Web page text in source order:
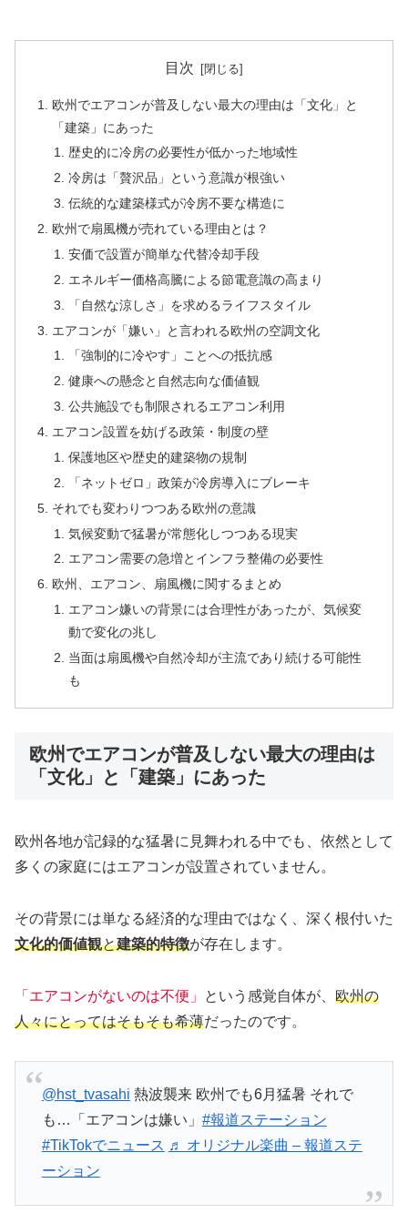
目次
欧州でエアコンが普及しない最大の理由は「文化」と
「建築」にあった
歴史的に冷房の必要性が低かった地域性
冷房は「贅沢品」という意識が根強い
伝統的な建築様式が冷房不要な構造に
欧州で扇風機が売れている理由とは？
安価で設置が簡単な代替冷却手段
エネルギー価格高騰による節電意識の高まり
「自然な涼しさ」を求めるライフスタイル
エアコンが「嫌い」と言われる欧州の空調文化
「強制的に冷やす」ことへの抵抗感
健康への懸念と自然志向な価値観
公共施設でも制限されるエアコン利用
エアコン設置を妨げる政策・制度の壁
保護地区や歴史的建築物の規制
「ネットゼロ」政策が冷房導入にブレーキ
それでも変わりつつある欧州の意識
気候変動で猛暑が常態化しつつある現実
エアコン需要の急増とインフラ整備の必要性
欧州、エアコン、扇風機に関するまとめ
エアコン嫌いの背景には合理性があったが、気候変
動で変化の兆し
当面は扇風機や自然冷却が主流であり続ける可能性
も
欧州でエアコンが普及しない最大の理由は
「文化」と「建築」にあった
欧州各地が記録的な猛暑に見舞われる中でも、依然として
多くの家庭にはエアコンが設置されていません。
その背景には単なる経済的な理由ではなく、深く根付いた
文化的価値観と建築的特徴が存在します。
「エアコンがないのは不便」 という感覚自体が、 欧州の
人々にとってはそもそも希薄だったのです。
@hst_tvasahi 熱波襲来 欧州でも6月猛暑 それで
も…「エアコンは嫌い」 #報道ステーション
#TikTokでニュース ♬ オリジナル楽曲 – 報道ステ
ーション